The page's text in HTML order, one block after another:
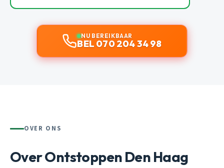
NU BEREIKBAAR
BEL 070 204 34 98
OVER ONS
Over Ontstoppen Den Haag